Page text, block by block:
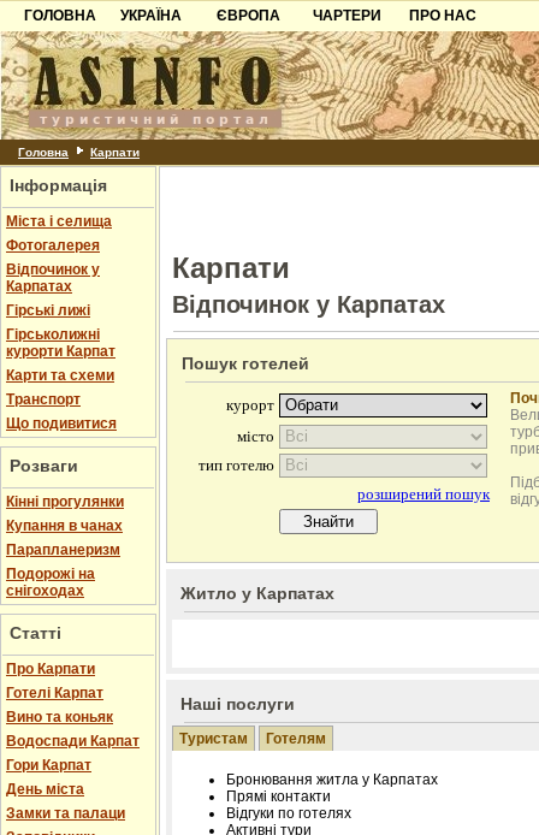
ГОЛОВНА
УКРАЇНА
Карпати
Азов
Причорноморря
Шацьк
ЄВРОПА
Чорногорія
Хорватія
Болгарія
ЧАРТЕРИ
ПРО НАС
Контакти
Партнерам
Додати готель
Головна Карпати
Інформація
Міста і селища
Фотогалерея
Відпочинок у
Карпатах
Гірські лижі
Гірськолижні
курорти Карпат
Карти та схеми
Транспорт
Що подивитися
Розваги
Кінні прогулянки
Купання в чанах
Парапланеризм
Подорожі на
снігоходах
Статті
Про Карпати
Готелі Карпат
Вино та коньяк
Водоспади Карпат
Гори Карпат
День міста
Замки та палаци
Карпати
Відпочинок у Карпатах
Пошук готелей
Житло у Карпатах
Наші послуги
Туристам Готелям
Бронювання житла у Карпатах
Прямі контакти
Відгуки по готелях
Активні тури